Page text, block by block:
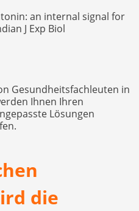
an internal signal for
J Exp Biol
Gesundheitsfachleuten in
Ihnen Ihren
Lösungen
die